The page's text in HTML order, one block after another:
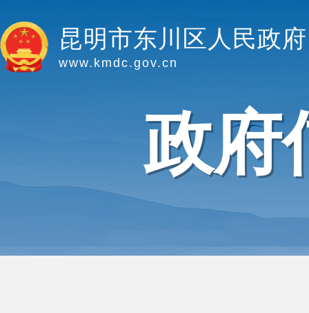
昆明市东川区人民政府
www.kmdc.gov.cn
政府